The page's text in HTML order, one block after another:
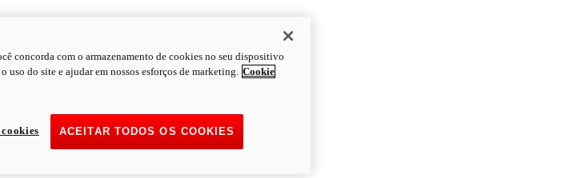
concorda com o armazenamento de cookies no seu dispositivo
uso do site e ajudar em nossos esforços de marketing. Cookie
ACEITAR TODOS OS COOKIES